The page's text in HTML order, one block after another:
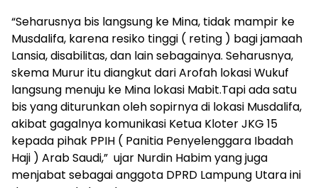
“Seharusnya bis langsung ke Mina, tidak mampir ke
Musdalifa, karena resiko tinggi ( reting ) bagi jamaah
Lansia, disabilitas, dan lain sebagainya. Seharusnya,
skema Murur itu diangkut dari Arofah lokasi Wukuf
langsung menuju ke Mina lokasi Mabit.Tapi ada satu
bis yang diturunkan oleh sopirnya di lokasi Musdalifa,
akibat gagalnya komunikasi Ketua Kloter JKG 15
kepada pihak PPIH ( Panitia Penyelenggara Ibadah
Haji ) Arab Saudi,” ujar Nurdin Habim yang juga
menjabat sebagai anggota DPRD Lampung Utara ini